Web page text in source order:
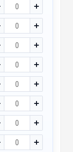
~ 4 дня